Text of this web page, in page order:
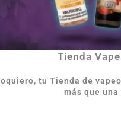
Tienda
tu Tienda de
más que